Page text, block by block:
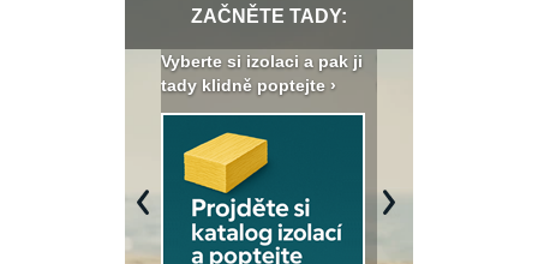
ZAČNĚTE TADY:
Vyberte si izolaci a pak ji
tady klidně poptejte ›
Previous Next